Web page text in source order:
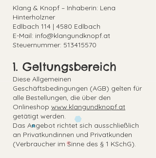
Klang & Knopf – Inhaberin: Lena
Hinterholzner
Edlbach 114 | 4580 Edlbach
E-Mail: info@klangundknopf.at
Steuernummer: 513415570
1. Geltungsbereich
Diese Allgemeinen
Geschäftsbedingungen (AGB) gelten für
alle Bestellungen, die über den
Onlineshop www.klangundknopf.at
getätigt werden.
Das Angebot richtet sich ausschließlich
an Privatkundinnen und Privatkunden
(Verbraucher im Sinne des § 1 KSchG).